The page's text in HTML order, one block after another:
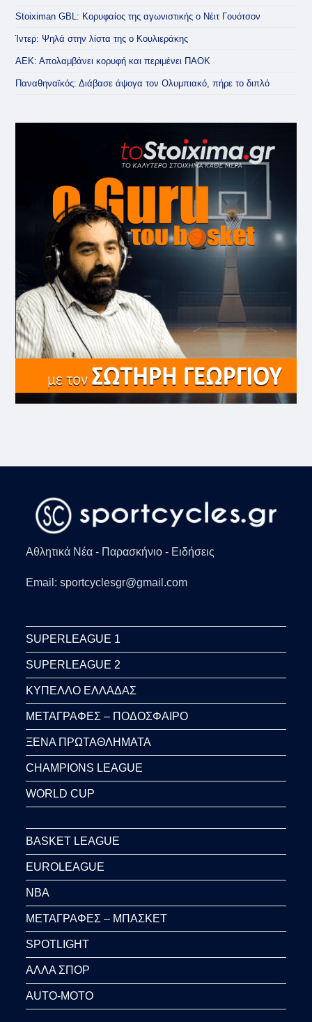
Stoiximan GBL: Κορυφαίος της αγωνιστικής ο Νέιτ Γουότσον
Ίντερ: Ψηλά στην λίστα της ο Κουλιεράκης
ΑΕΚ: Απολαμβάνει κορυφή και περιμένει ΠΑΟΚ
Παναθηναϊκός: Διάβασε άψογα τον Ολυμπιακό, πήρε το διπλό
Αθλητικά Νέα - Παρασκήνιο - Ειδήσεις
Email: sportcyclesgr@gmail.com
SUPERLEAGUE 1
SUPERLEAGUE 2
ΚΥΠΕΛΛΟ ΕΛΛΑΔΑΣ
ΜΕΤΑΓΡΑΦΕΣ – ΠΟΔΟΣΦΑΙΡΟ
ΞΕΝΑ ΠΡΩΤΑΘΛΗΜΑΤΑ
CHAMPIONS LEAGUE
WORLD CUP
BASKET LEAGUE
EUROLEAGUE
NBA
ΜΕΤΑΓΡΑΦΕΣ – ΜΠΑΣΚΕΤ
SPOTLIGHT
ΑΛΛΑ ΣΠΟΡ
AUTO-MOTO